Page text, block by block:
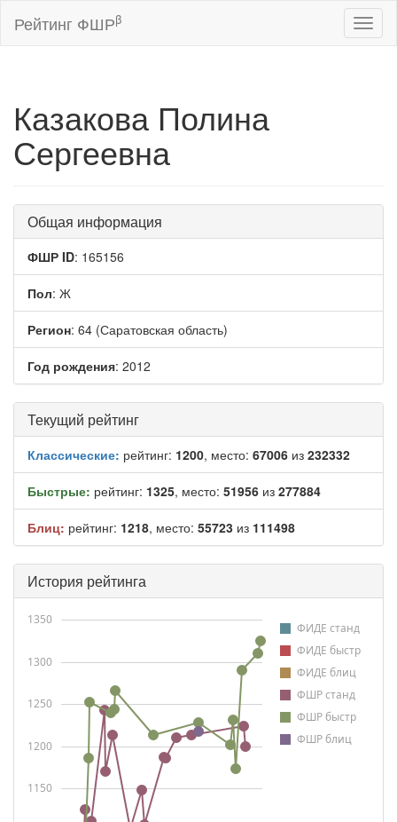
Рейтинг ФШРβ
Казакова Полина
Сергеевна
Общая информация
ФШР ID: 165156
Пол: Ж
Регион: 64 (Саратовская область)
Год рождения: 2012
Текущий рейтинг
Классические: рейтинг: 1200, место: 67006 из 232332
Быстрые: рейтинг: 1325, место: 51956 из 277884
Блиц: рейтинг: 1218, место: 55723 из 111498
История рейтинга
ФИДЕ станд
ФИДЕ быстр
ФИДЕ блиц
ФШР станд
ФШР быстр
ФШР блиц
1150
1200
1250
1300
1350